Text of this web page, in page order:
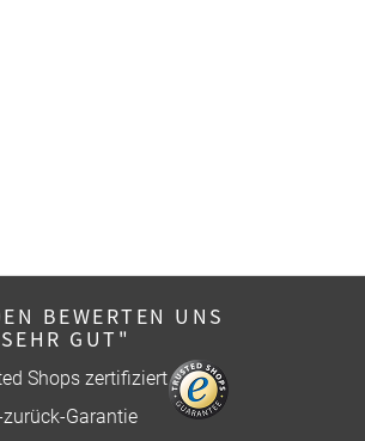
BEWERTEN UNS
GUT"
Shops zertifiziert
zurück-Garantie